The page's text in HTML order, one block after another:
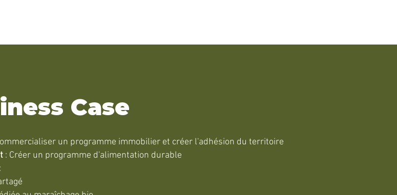
Case
un programme immobilier et créer l'adhésion du territoire
: Créer un programme d'alimentation durable